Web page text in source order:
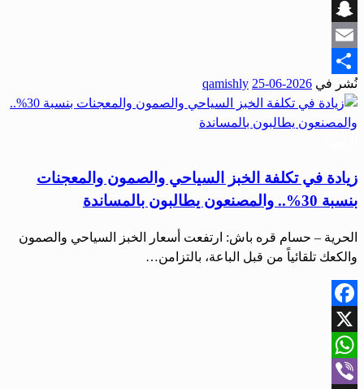
Viber
Snapchat
Email
Share
نُشر في 2026-06-25
qamishly
زيادة في تكلفة الخبز السياحي والصمون والمعجنات
بنسبة 30%.. والمصنعون يطالبون بالمساندة
الحرية – حسام قره باش: ارتفعت أسعار الخبز السياحي والصمون
والكعك تلقائياً من قبل الباعة، بالتزامن…
Facebook
X
WhatsApp